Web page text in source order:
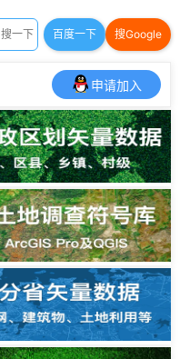
百度一下 搜Google
申请加入